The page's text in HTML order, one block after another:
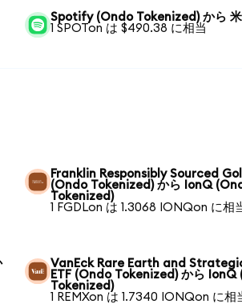
Spotify (Ondo Tokenized) から
1 SPOTon は $490.38 に相当
Franklin Responsibly Sourced
(Ondo Tokenized) から IonQ
Tokenized)
1 FGDLon は 1.3068 IONQon に相
VanEck Rare Earth and
ETF (Ondo Tokenized) から IonQ
Tokenized)
1 REMXon は 1.7340 IONQon に相